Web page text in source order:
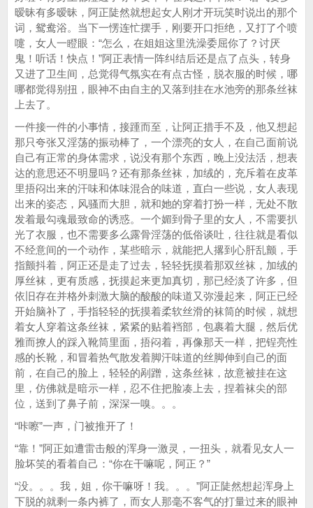
暧昧有多暧昧，阿正陡然就想起女人刚才开玩笑时说出的那个
词，鸳鸯浴。当下一愣连忙摆手，刚要开口拒绝，又打了个喷
嚏，女人一瞪眼：“怎么，在姐姐这里洗澡委屈你了？讨厌
鬼！听话！快点！”阿正表情一阵纠结后还是点了点头，转身
又进了卫生间，总觉得气氛实在有点古怪，脱衣服的时候，哪
哪都觉得别扭，眼神不由自主的又落到挂在水池旁的那条丝袜
上去了。
一件接一件的小事情，接踵而至，让阿正措手不及，他又想起
那只夸张又淫荡的振动棒了，一个漂亮的女人，在自己面前说
自己有正常的身体需求，说没有那个东西，晚上没法活，想表
达的意思还不明显吗？还有那条丝袜，加绒的，充斥着在皮革
里捂闷出来的汗味和体味混合的味道，直白一些说，女人表现
出来的姿态，风骚而大胆，就和她的穿着打扮一样，无处不散
发着最勾魂最致命的诱惑。一个媚到骨子里的女人，不需要扒
光了衣服，也不需要多么露骨淫荡的低俗谈吐，往往就是看似
不经意间的一个动作，某些暗示，就能把人撂到心肝乱颤，手
指颤抖着，阿正还是走了过去，轻轻抚摸着那双丝袜，加绒的
厚丝袜，更有质感，抚摸起来更加真切，那已经淡了许多，但
依旧存在并格外刺激大脑的酸酸的味道又弥漫起来，阿正已经
开始脑补了，手指轻轻的抚摸着柔软丝滑的袜筒的时候，就想
着女人穿着这条丝袜，紧紧的贴着裆部，包裹着大腿，然后优
雅而撩人的踩入靴筒里面，捂闷着，再像那天一样，把锃亮性
感的长靴，和冒着热气散发着脚汗味道的丝脚伸到自己的面
前，在自己的脸上，轻轻的剐蹭，这条丝袜，故意被挂在这
里，仿佛就是暗示一样，忍不住把脸凑上去，捏着袜尖的部
位，送到了鼻子前，深深一嗅。。。
“咔嚓”一声，门被推开了！
“靠！”阿正如遭雷击般的浑身一激灵，一扭头，就看见女人一
脸坏笑的看着自己：“你在干嘛呢，阿正？”
“没。。。我，姐，你干嘛呀！我。。。”阿正陡然想起浑身上
下脱的就剩一条内裤了，而女人那毫不客气的打量过来的眼神